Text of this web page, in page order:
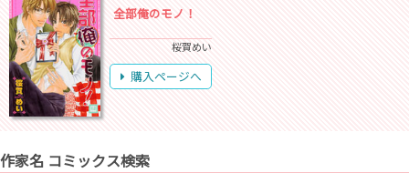
全部俺のモノ！
桜賀めい
購入ページへ
作家名 コミックス検索